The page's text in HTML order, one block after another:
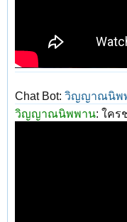
Chat Bot: วิญญาณนิพ
วิญญาณนิพพาน: ใคร